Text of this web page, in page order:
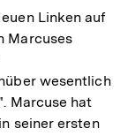
Linken auf
Marcuses
wesentlich
Marcuse hat
seiner ersten